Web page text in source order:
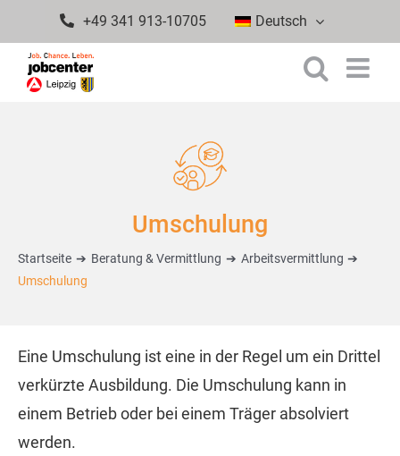
Inhalt
springen
+49 341 913-10705 Deutsch
Umschulung
Startseite Beratung & Vermittlung
Arbeitsvermittlung
Umschulung
Eine Umschulung ist eine in der Regel um ein Drittel
verkürzte Ausbildung. Die Umschulung kann in
einem Betrieb oder bei einem Träger absolviert
werden.